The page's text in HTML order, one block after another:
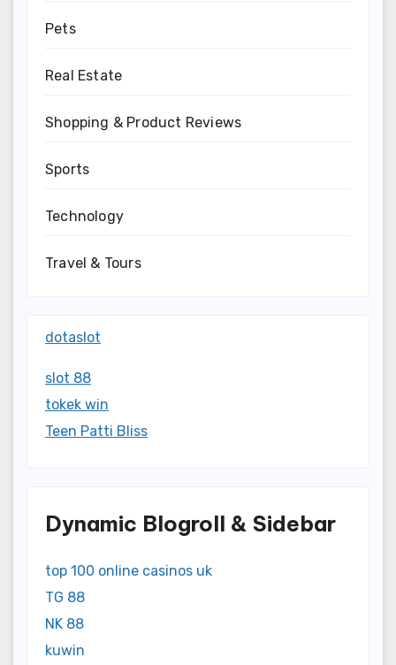
Pets
Real Estate
Shopping & Product Reviews
Sports
Technology
Travel & Tours
dotaslot
slot 88
tokek win
Teen Patti Bliss
Dynamic Blogroll & Sidebar
top 100 online casinos uk
TG 88
NK 88
kuwin